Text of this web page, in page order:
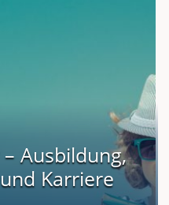
Ausbildung,
Karriere